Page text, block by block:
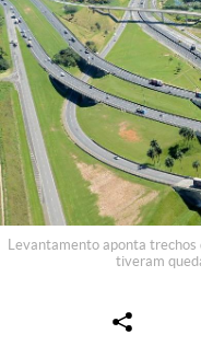
Levantamento aponta
tiveram